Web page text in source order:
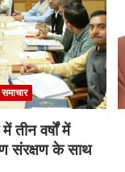
तीन वर्षों में
संरक्षण के साथ